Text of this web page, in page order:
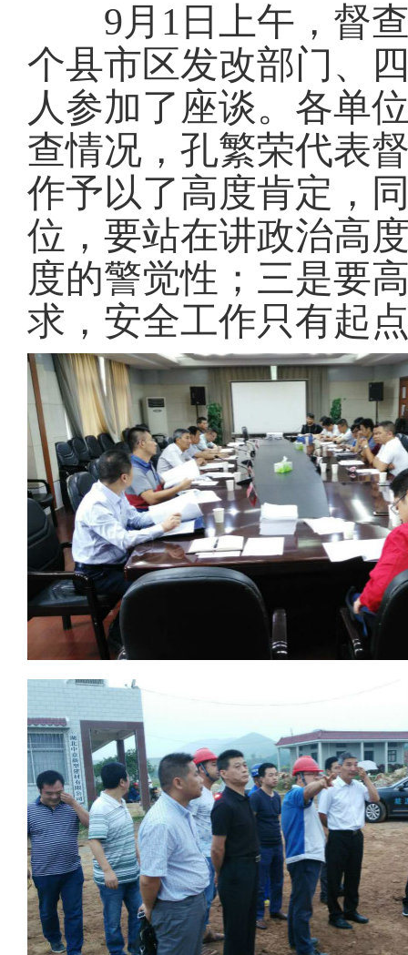
9月1日上午，督查
个县市区发改部门、
人参加了座谈。各单
查情况，孔繁荣代表
作予以了高度肯定，
位，要站在讲政治高
度的警觉性；三是要
求，安全工作只有起